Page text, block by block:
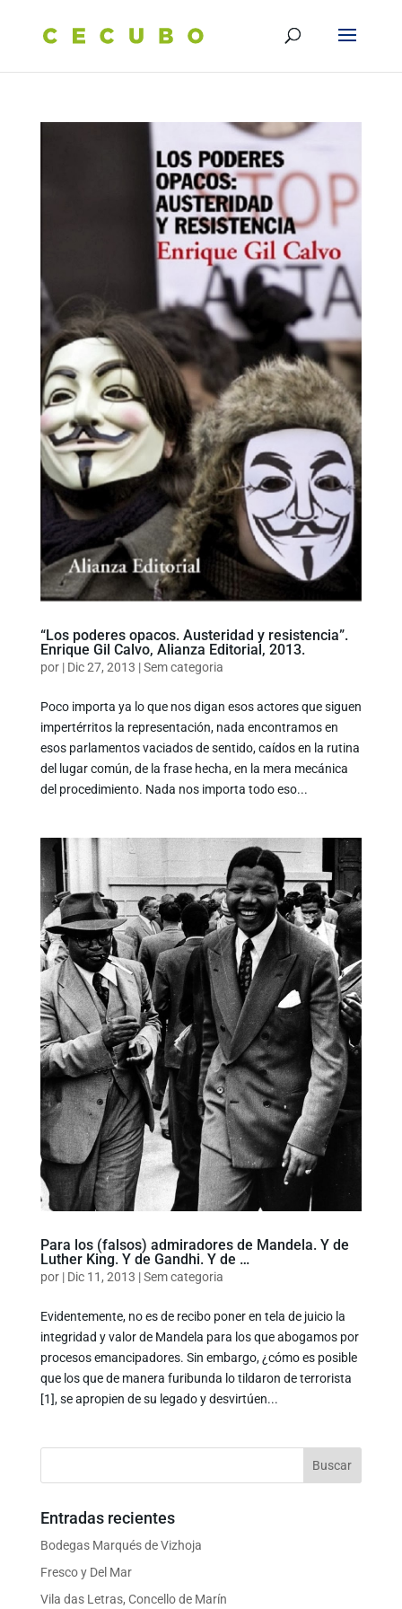
“Los poderes opacos. Austeridad y resistencia”.
Enrique Gil Calvo, Alianza Editorial, 2013.
por | Dic 27, 2013 |Sem categoria
Poco importa ya lo que nos digan esos actores que siguen
impertérritos la representación, nada encontramos en
esos parlamentos vaciados de sentido, caídos en la rutina
del lugar común, de la frase hecha, en la mera mecánica
del procedimiento. Nada nos importa todo eso...
Para los (falsos) admiradores de Mandela. Y de
Luther King. Y de Gandhi. Y de …
por | Dic 11, 2013 |Sem categoria
Evidentemente, no es de recibo poner en tela de juicio la
integridad y valor de Mandela para los que abogamos por
procesos emancipadores. Sin embargo, ¿cómo es posible
que los que de manera furibunda lo tildaron de terrorista
[1], se apropien de su legado y desvirtúen...
Entradas recientes
Bodegas Marqués de Vizhoja
Fresco y Del Mar
Vila das Letras, Concello de Marín